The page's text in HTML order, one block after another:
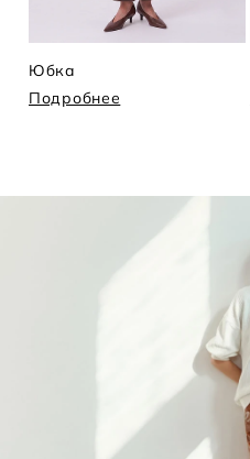
Юбка
Подробнее